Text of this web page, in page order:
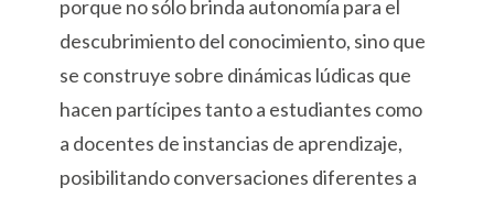
porque no sólo brinda autonomía para el
descubrimiento del conocimiento, sino que
se construye sobre dinámicas lúdicas que
hacen partícipes tanto a estudiantes como
a docentes de instancias de aprendizaje,
posibilitando conversaciones diferentes a